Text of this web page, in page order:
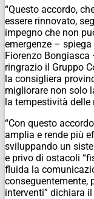
“Questo accordo,
essere rinnovato,
impegno che non
emergenze –
Fiorenzo Bongiasca
ringrazio il Gruppo
la consigliera
migliorare non solo
la tempestività delle
“Con questo
amplia e rende più
sviluppando un
e privo di ostacoli
fluida la
conseguentemente,
interventi” dichiara